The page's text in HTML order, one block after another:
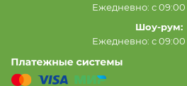
Ежедневно: с 09:00
Шоу-рум:
Ежедневно: с 09:00